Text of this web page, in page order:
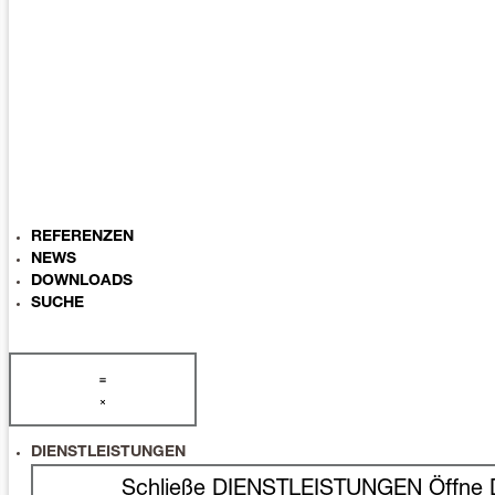
REFERENZEN
NEWS
DOWNLOADS
SUCHE
DIENSTLEISTUNGEN
Schließe DIENSTLEISTUNGEN Öffne